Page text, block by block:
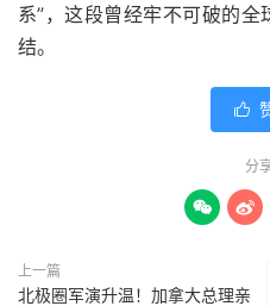
系”，这段曾经牢不可破的
结。

分
 
上一篇
北极圈军演升温！加拿大总理亲